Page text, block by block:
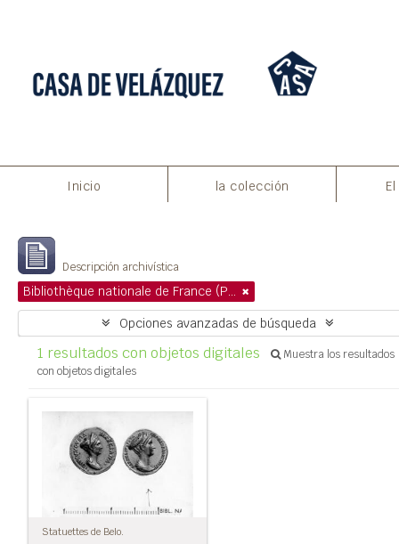
Inicio la colección
Descripción archivística
Bibliothèque nationale de France (Paris)
Opciones avanzadas de búsqueda
1 resultados con objetos digitales
Muestra los resultados
con objetos digitales
Statuettes de Belo.